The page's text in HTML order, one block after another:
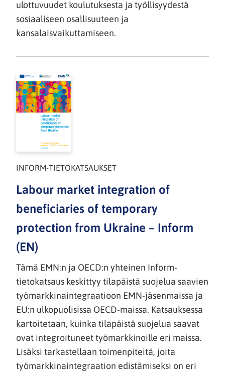
ulottuvuudet koulutuksesta ja työllisyydestä
sosiaaliseen osallisuuteen ja
kansalaisvaikuttamiseen.
INFORM-TIETOKATSAUKSET
Labour market integration of
beneficiaries of temporary
protection from Ukraine – Inform
(EN)
Tämä EMN:n ja OECD:n yhteinen Inform-
tietokatsaus keskittyy tilapäistä suojelua saavien
työmarkkinaintegraatioon EMN-jäsenmaissa ja
EU:n ulkopuolisissa OECD-maissa. Katsauksessa
kartoitetaan, kuinka tilapäistä suojelua saavat
ovat integroituneet työmarkkinoille eri maissa.
Lisäksi tarkastellaan toimenpiteitä, joita
työmarkkinaintegraation edistämiseksi on eri